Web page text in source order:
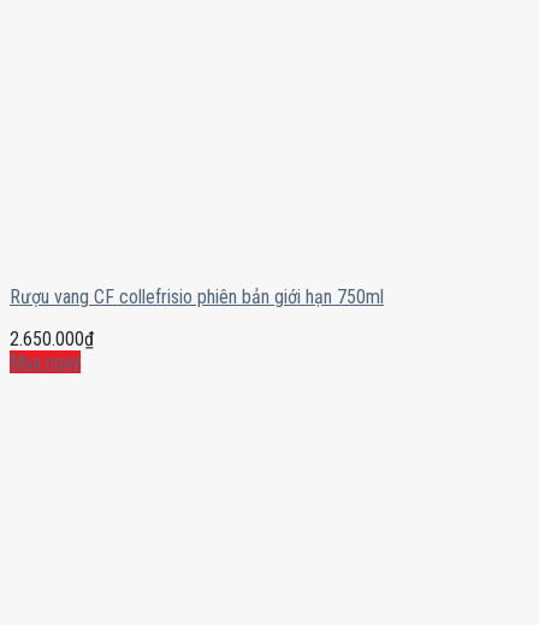
Rượu vang CF collefrisio phiên bản giới hạn 750ml
2.650.000₫
Mua ngay